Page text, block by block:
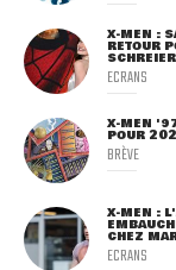
X-MEN :
RETOUR
SCHREIER
ECRANS
X-MEN
POUR
BRÈVE
X-MEN :
CHEZ
ECRANS